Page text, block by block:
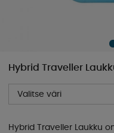
Hybrid Traveller
Valitse väri
Hybrid Traveller Laukku